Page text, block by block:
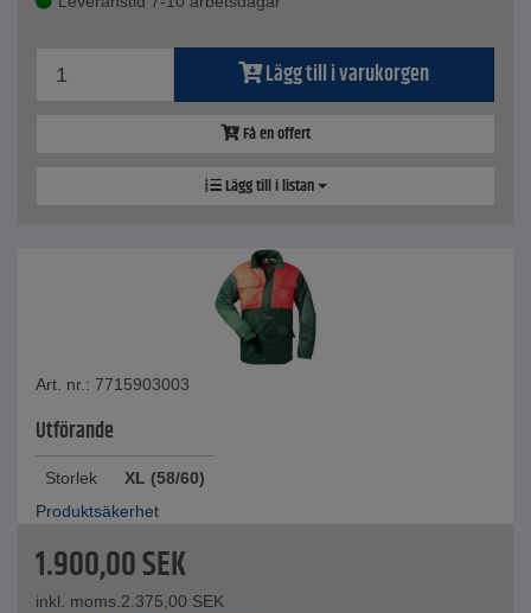
Lägg till i varukorgen
Få en offert
Lägg till i listan
Art. nr.: 7715903003
Utförande
Storlek
XL (58/60)
Produktsäkerhet
1.900,00SEK
inkl. moms.2.375,00 SEK